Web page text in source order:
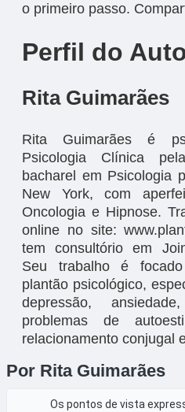
o primeiro passo.
Perfil do
Rita Guimarães
Rita Guimarães é
Psicologia Clínica
bacharel em Psicologia
New York, com
Oncologia e Hipnose.
online no site:
tem consultório em
Seu trabalho é
plantão psicológico,
depressão,
problemas de
relacionamento conjugal
Por Rita Guimarães
Os pontos de vista